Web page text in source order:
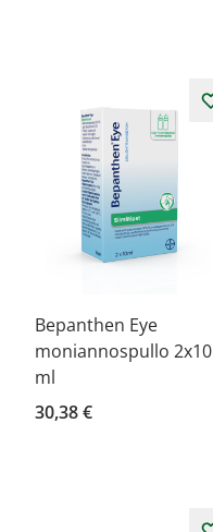
Bepanthen Eye
moniannospullo 2x10
ml
30,38 €